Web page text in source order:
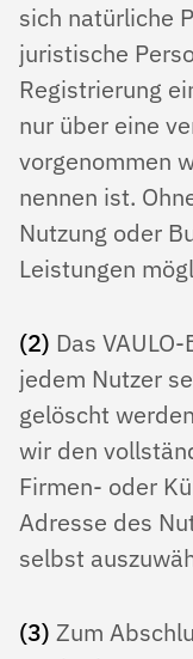
sich natürliche
juristische
Registrierung
nur über eine
vorgenommen
nennen ist.
Nutzung oder
Leistungen
(2) Das
jedem Nutzer
gelöscht
wir den
Firmen- oder
Adresse des
selbst
(3) Zum